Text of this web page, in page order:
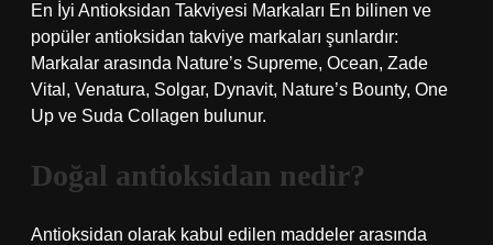
En İyi Antioksidan Takviyesi Markaları En bilinen ve
popüler antioksidan takviye markaları şunlardır:
Markalar arasında Nature’s Supreme, Ocean, Zade
Vital, Venatura, Solgar, Dynavit, Nature’s Bounty, One
Up ve Suda Collagen bulunur.
Doğal antioksidan nedir?
Antioksidan olarak kabul edilen maddeler arasında